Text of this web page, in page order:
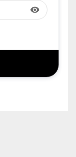
visibility